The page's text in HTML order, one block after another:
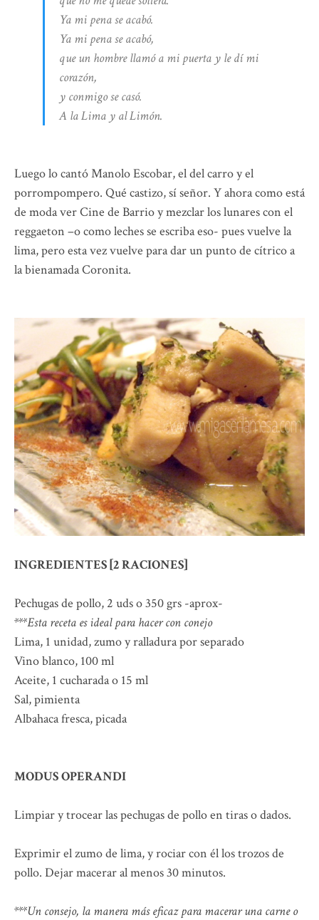
Ya mi pena se acabó.
Ya mi pena se acabó,
que un hombre llamó a mi puerta y le dí mi
corazón,
y conmigo se casó.
A la Lima y al Limón.
Luego lo cantó Manolo Escobar, el del carro y el
porrompompero. Qué castizo, sí señor. Y ahora como está
de moda ver Cine de Barrio y mezclar los lunares con el
reggaeton –o como leches se escriba eso- pues vuelve la
lima, pero esta vez vuelve para dar un punto de cítrico a
la bienamada Coronita.
INGREDIENTES [2 RACIONES]
Pechugas de pollo, 2 uds o 350 grs -aprox-
***Esta receta es ideal para hacer con conejo
Lima, 1 unidad, zumo y ralladura por separado
Vino blanco, 100 ml
Aceite, 1 cucharada o 15 ml
Sal, pimienta
Albahaca fresca, picada
MODUS OPERANDI
Limpiar y trocear las pechugas de pollo en tiras o dados.
Exprimir el zumo de lima, y rociar con él los trozos de
pollo. Dejar macerar al menos 30 minutos.
***Un consejo, la manera más eficaz para macerar una carne o